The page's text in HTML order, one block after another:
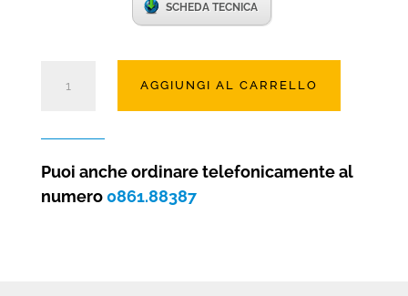
SCHEDA TECNICA
130
frontale
AGGIUNGI AL CARRELLO
Puoi anche ordinare telefonicamente al
numero 0861.88387